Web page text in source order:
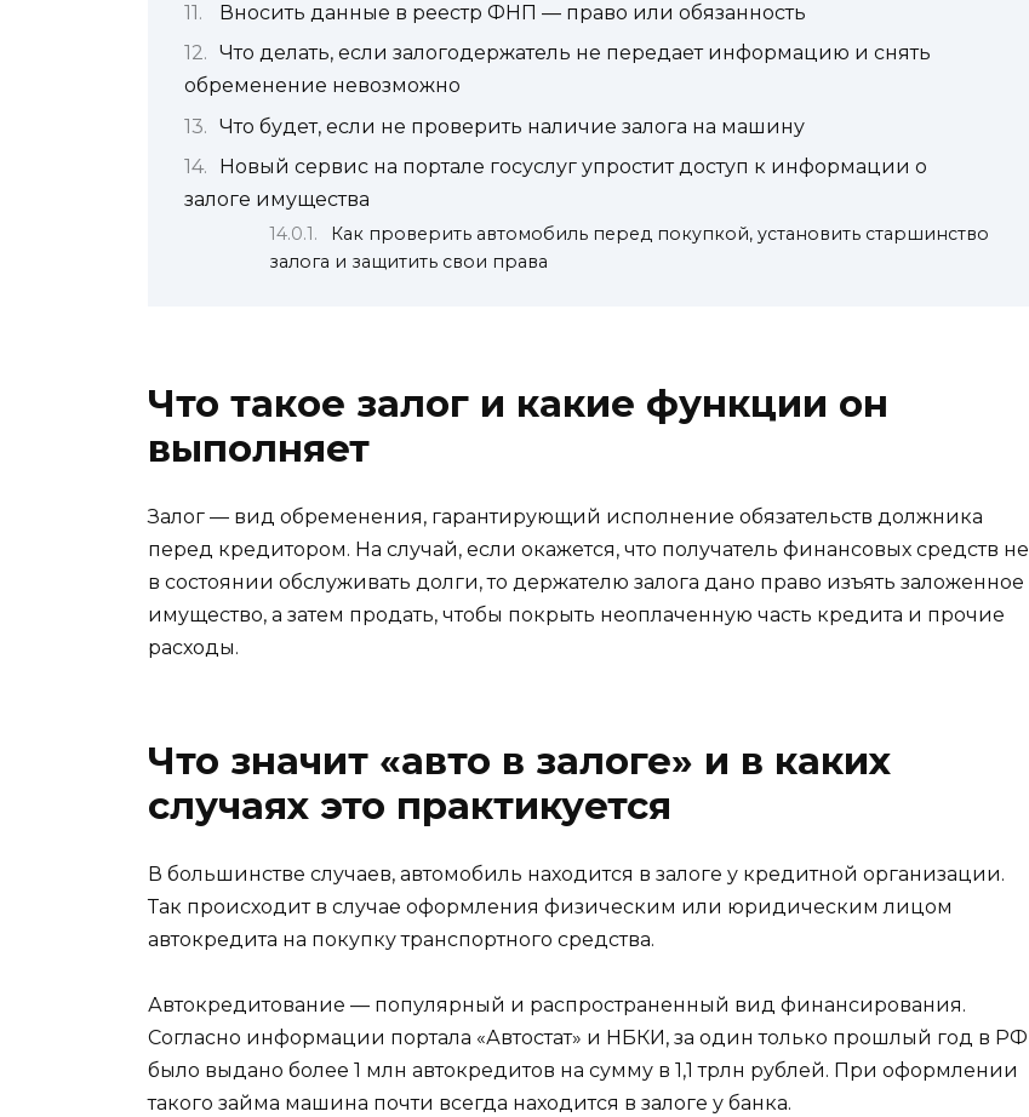
Вносить данные в реестр ФНП — право или обязанность
Что делать, если залогодержатель не передает информацию и снять
обременение невозможно
Что будет, если не проверить наличие залога на машину
Новый сервис на портале госуслуг упростит доступ к информации о
залоге имущества
Как проверить автомобиль перед покупкой, установить старшинство
залога и защитить свои права
Что такое залог и какие функции он
выполняет
Залог — вид обременения, гарантирующий исполнение обязательств должника
перед кредитором. На случай, если окажется, что получатель финансовых средств не
в состоянии обслуживать долги, то держателю залога дано право изъять заложенное
имущество, а затем продать, чтобы покрыть неоплаченную часть кредита и прочие
расходы.
Что значит «авто в залоге» и в каких
случаях это практикуется
В большинстве случаев, автомобиль находится в залоге у кредитной организации.
Так происходит в случае оформления физическим или юридическим лицом
автокредита на покупку транспортного средства.
Автокредитование — популярный и распространенный вид финансирования.
Согласно информации портала «Автостат» и НБКИ, за один только прошлый год в РФ
было выдано более 1 млн автокредитов на сумму в 1,1 трлн рублей. При оформлении
такого займа машина почти всегда находится в залоге у банка.